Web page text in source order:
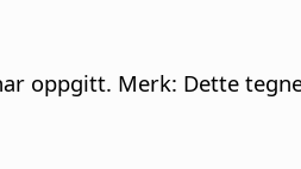
oppgitt. Merk: Dette